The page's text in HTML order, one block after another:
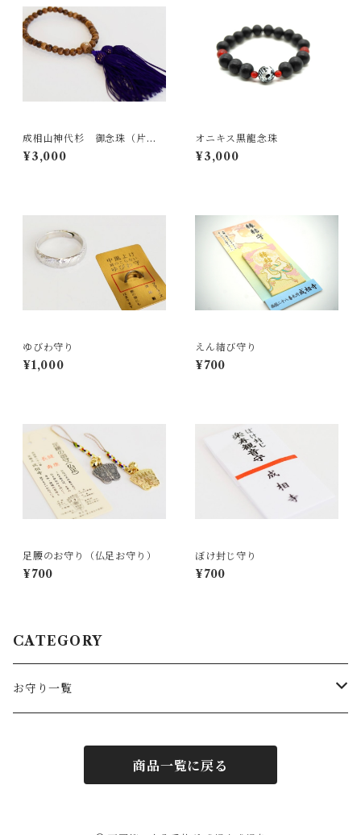
成相山神代杉 御念珠（片
手）
¥3,000
オニキス黒龍念珠
¥3,000
ゆびわ守り
¥1,000
えん結び守り
¥700
足腰のお守り（仏足お守り）
¥700
ぼけ封じ守り
¥700
CATEGORY
お守り一覧
商品一覧に戻る